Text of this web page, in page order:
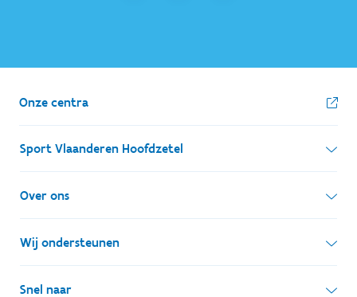
Onze centra
Sport Vlaanderen Hoofdzetel
Simon Bolivarlaan 17
1000 Brussel
Ondernemingsnummer: BE 0248.142.826
Over ons
Wie zijn we, wat doen we
Onze centra
Wij ondersteunen
Lokale besturen
Snel naar